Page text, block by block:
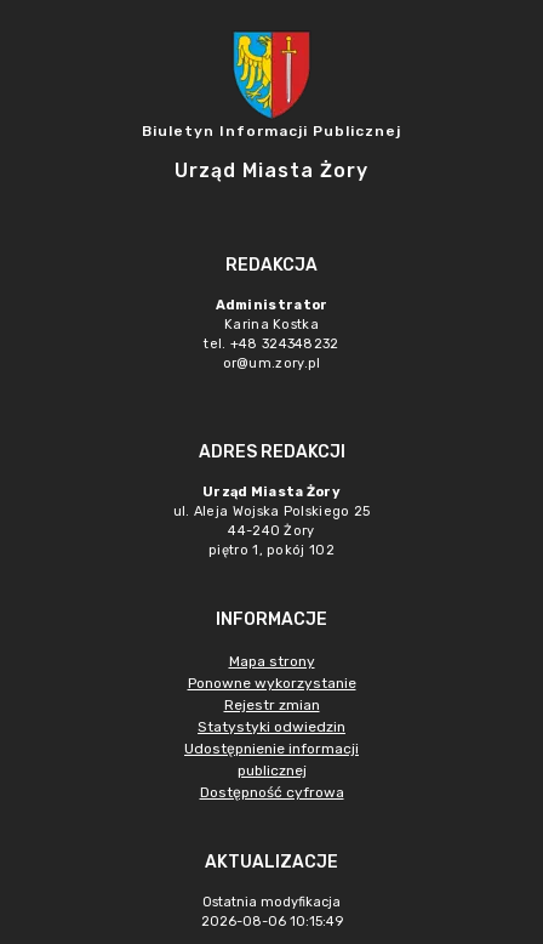
Biuletyn Informacji Publicznej
Urząd Miasta Żory
REDAKCJA
Administrator
Karina Kostka
tel. +48 324348232
or@um.zory.pl
ADRES REDAKCJI
Urząd Miasta Żory
ul. Aleja Wojska Polskiego 25
44-240 Żory
piętro 1, pokój 102
INFORMACJE
Mapa strony
Ponowne wykorzystanie
Rejestr zmian
Statystyki odwiedzin
Udostępnienie informacji
publicznej
Dostępność cyfrowa
AKTUALIZACJE
Ostatnia modyfikacja
2026-08-06 10:15:49